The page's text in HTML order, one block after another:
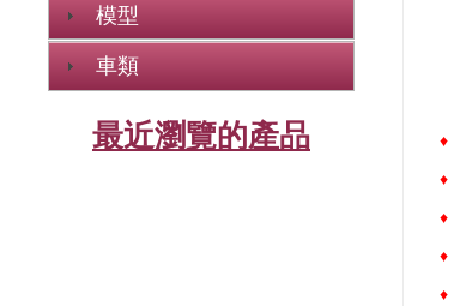
模型
車類
最近瀏覽的產品
♦
♦
♦
♦
♦